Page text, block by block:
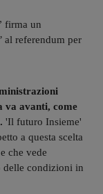
firma un
al referendum per
va avanti, come
'Il futuro Insieme'
a questa scelta
che vede
delle condizioni in